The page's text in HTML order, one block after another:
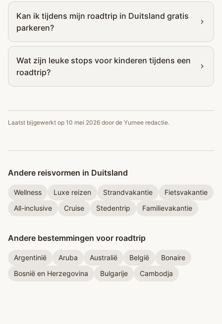
Kan ik tijdens mijn roadtrip in Duitsland gratis
parkeren?
Wat zijn leuke stops voor kinderen tijdens een
roadtrip?
Laatst bijgewerkt op 10 mei 2026 door de Yurnee redactie.
Andere reisvormen in Duitsland
Wellness Luxe reizen Strandvakantie
Fietsvakantie
All-inclusive
Cruise Stedentrip Familievakantie
Andere bestemmingen voor roadtrip
Argentinië Aruba Australië België
Bonaire
Bosnië en Herzegovina
Bulgarije Cambodja